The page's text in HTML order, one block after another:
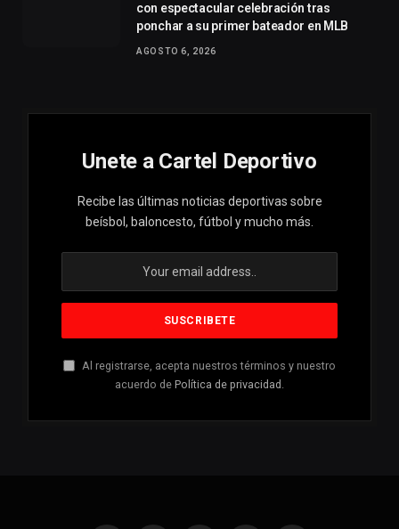
con espectacular celebración tras
ponchar a su primer bateador en MLB
AGOSTO 6, 2026
Unete a Cartel Deportivo
Recibe las últimas noticias deportivas sobre
beísbol, baloncesto, fútbol y mucho más.
Al registrarse, acepta nuestros términos y nuestro
acuerdo de Política de privacidad .